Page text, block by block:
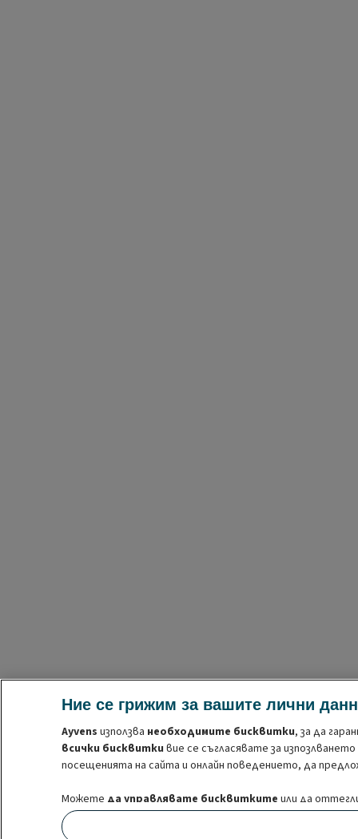
Ние се грижим за вашите лични
Ayvens използва необходимите бисквитки, за да
всички бисквитки вие се съгласявате за
посещенията на сайта и онлайн поведението, да
Можете да управлявате бисквитките или да
тези бисквитки преди оттеглянето на съгласието.